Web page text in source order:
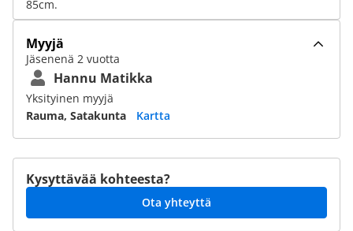
85cm.
Myyjä
Jäsenenä 2 vuotta
Hannu Matikka
Yksityinen myyjä
Rauma, Satakunta
Kartta
Kysyttävää kohteesta?
Ota yhteyttä